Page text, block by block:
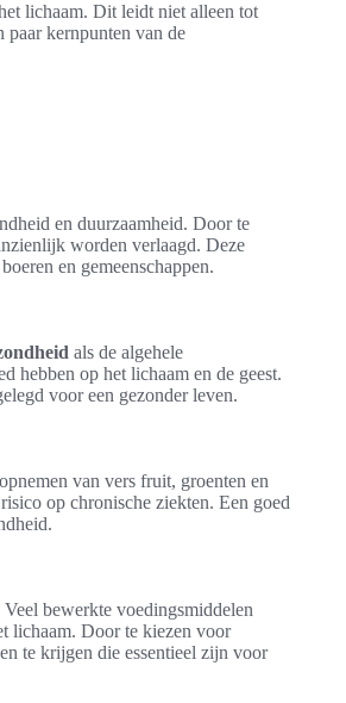
lichaam. Dit leidt niet alleen tot
paar kernpunten van de
en duurzaamheid. Door te
worden verlaagd. Deze
en gemeenschappen.
als de algehele
hebben op het lichaam en de geest.
voor een gezonder leven.
van vers fruit, groenten en
op chronische ziekten. Een goed
bewerkte voedingsmiddelen
lichaam. Door te kiezen voor
te krijgen die essentieel zijn voor